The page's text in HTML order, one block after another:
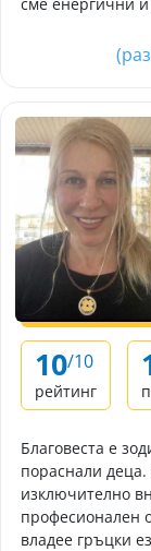
10/10
рейтинг
Благовеста е
пораснали
изключително
професионален
владее гръцки